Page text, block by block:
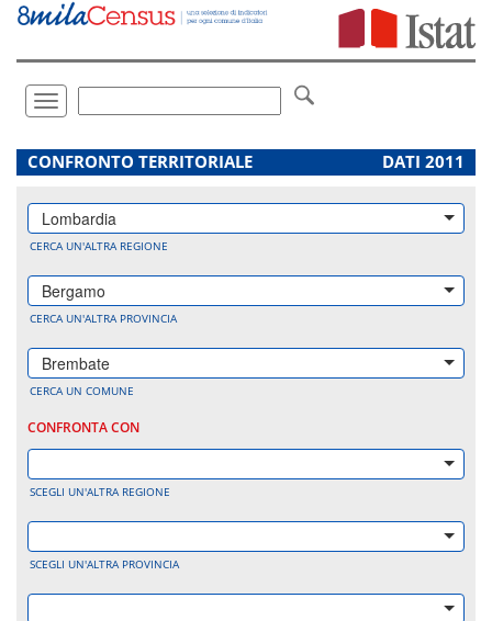
Vai
direttamente
Toggle
navigation
.
CONFRONTO TERRITORIALE DATI 2011
Lombardia
CERCA UN'ALTRA REGIONE
Bergamo
CERCA UN'ALTRA PROVINCIA
Brembate
CERCA UN COMUNE
CONFRONTA CON
SCEGLI UN'ALTRA REGIONE
SCEGLI UN'ALTRA PROVINCIA